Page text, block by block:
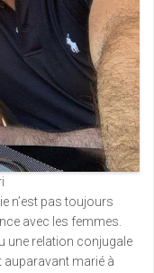
n’est pas toujours
avec les femmes.
une relation conjugale
auparavant marié à